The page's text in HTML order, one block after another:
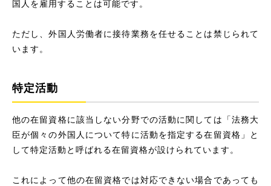
国人を雇用することは可能です。
ただし、外国人労働者に接待業務を任せることは禁じられて
います。
特定活動
他の在留資格に該当しない分野での活動に関しては「法務大
臣が個々の外国人について特に活動を指定する在留資格」と
して特定活動と呼ばれる在留資格が設けられています。
これによって他の在留資格では対応できない場合であっても